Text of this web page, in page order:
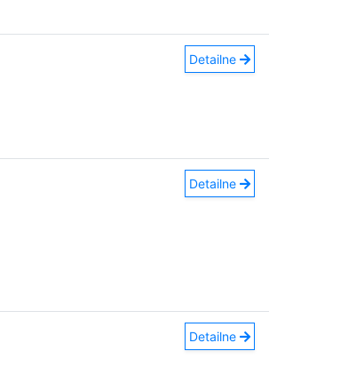
Detailne
Detailne
Detailne